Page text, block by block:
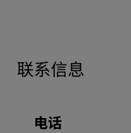
联系信息
电话